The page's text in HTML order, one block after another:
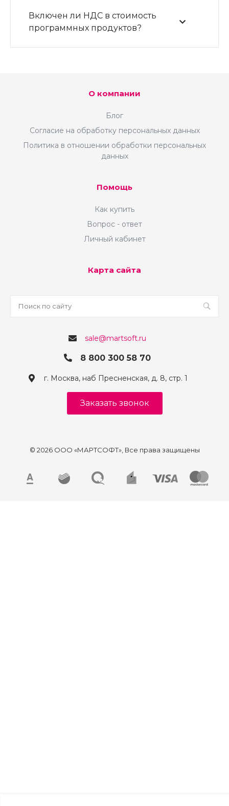
Включен ли НДС в стоимость
программных продуктов?
О компании
Блог
Согласие на обработку персональных данных
Политика в отношении обработки персональных
данных
Помощь
Как купить
Вопрос - ответ
Личный кабинет
Карта сайта
sale@martsoft.ru
8 800 300 58 70
г. Москва, наб Пресненская, д. 8, стр. 1
Заказать звонок
© 2026 ООО «МАРТСОФТ», Все права защищены